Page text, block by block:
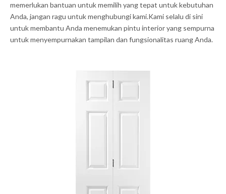
memerlukan bantuan untuk memilih yang tepat untuk kebutuhan
Anda, jangan ragu untuk menghubungi kami.Kami selalu di sini
untuk membantu Anda menemukan pintu interior yang sempurna
untuk menyempurnakan tampilan dan fungsionalitas ruang Anda.